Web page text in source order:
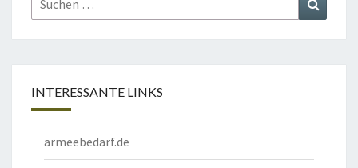
nach:
INTERESSANTE LINKS
armeebedarf.de